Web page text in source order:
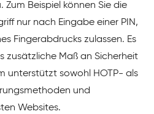
Zum Beispiel können Sie die
nur nach Eingabe einer PIN,
Fingerabdrucks zulassen. Es
zusätzliche Maß an Sicherheit
unterstützt sowohl HOTP- als
und
Websites.